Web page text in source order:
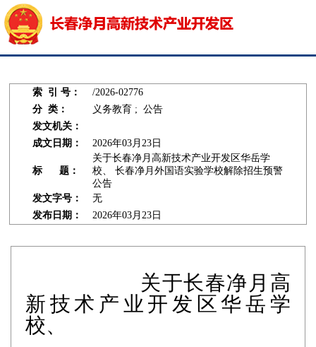
索 引 号：
/2026-02776
分 类：
义务教育 ; 公告
发文机关：
成文日期：
2026年03月23日
标 题：
关于长春净月高新技术产业开发区华岳学
校、 长春净月外国语实验学校解除招生预警
公告
发文字号：
无
发布日期：
2026年03月23日
关于长春净月高
新技术产业开发区华岳学
校、